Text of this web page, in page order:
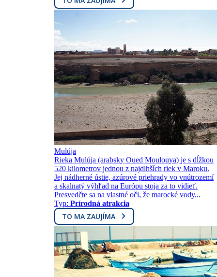
Mulúja
Rieka Mulúja (arabsky Oued Moulouya) je s dĺžkou
520 kilometrov jednou z najdlhších riek v Maroku.
Jej nádherné ústie, azúrové priehrady vo vnútrozemí
a skalnatý výhľad na Európu stoja za to vidieť.
Presvedčte sa na vlastné oči, že marocké vody...
Typ: Prírodná atrakcia
TO MA ZAUJÍMA